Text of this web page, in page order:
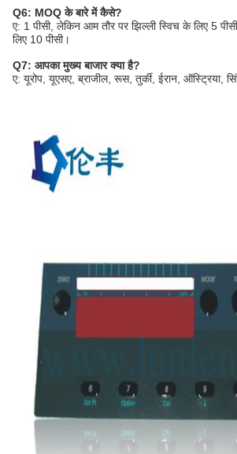
Q6: MOQ के बारे में कैसे?
ए: 1 पीसी, लेकिन आम तौर पर झिल्ली स्विच के लिए 5
लिए 10 पीसी।
Q7: आपका मुख्य बाजार क्या है?
ए: यूरोप, यूएसए, ब्राजील, रूस, तुर्की, ईरान, ऑस्ट्रिया,